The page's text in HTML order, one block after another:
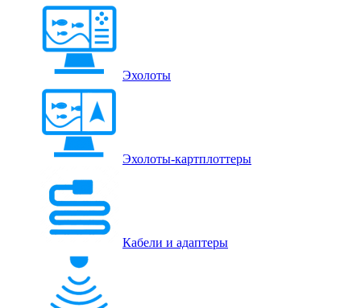
Эхолоты
Эхолоты-картплоттеры
Кабели и адаптеры